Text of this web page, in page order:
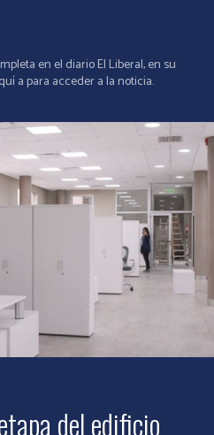
en el diario El Liberal, en su
clíck aquí a para acceder a la noticia.
del edificio